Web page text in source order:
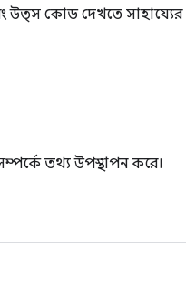
উত্স কোড দেখতে সাহায্যের
তথ্য উপস্থাপন করে।